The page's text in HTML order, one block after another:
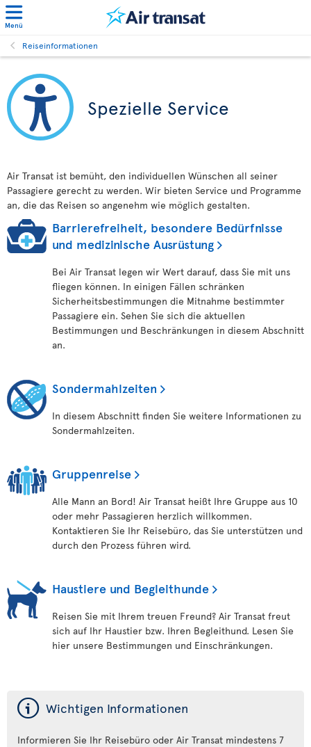
Menü
Reiseinformationen
Spezielle Service
Air Transat ist bemüht, den individuellen Wünschen all seiner
Passagiere gerecht zu werden. Wir bieten Service und Programme
an, die das Reisen so angenehm wie möglich gestalten.
Barrierefreiheit, besondere Bedürfnisse
und medizinische Ausrüstung
Bei Air Transat legen wir Wert darauf, dass Sie mit uns
fliegen können. In einigen Fällen schränken
Sicherheitsbestimmungen die Mitnahme bestimmter
Passagiere ein. Sehen Sie sich die aktuellen
Bestimmungen und Beschränkungen in diesem Abschnitt
an.
Sondermahlzeiten
In diesem Abschnitt finden Sie weitere Informationen zu
Sondermahlzeiten.
Gruppenreise
Alle Mann an Bord! Air Transat heißt Ihre Gruppe aus 10
oder mehr Passagieren herzlich willkommen.
Kontaktieren Sie Ihr Reisebüro, das Sie unterstützen und
durch den Prozess führen wird.
Haustiere und Begleithunde
Reisen Sie mit Ihrem treuen Freund? Air Transat freut
sich auf Ihr Haustier bzw. Ihren Begleithund. Lesen Sie
hier unsere Bestimmungen und Einschränkungen.
ý Wichtigen Informationen
Informieren Sie Ihr Reisebüro oder Air Transat mindestens 7